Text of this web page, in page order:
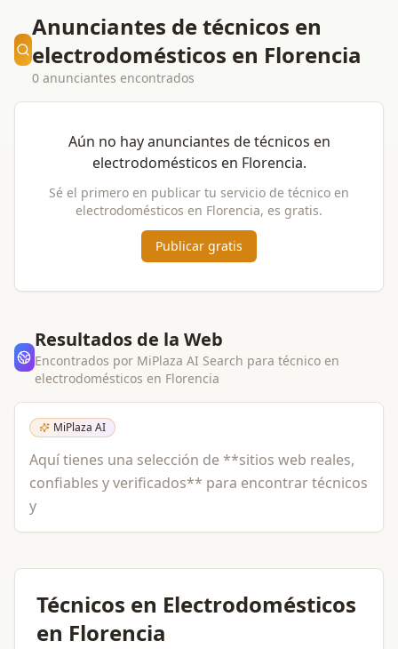
Anunciantes de técnicos en
electrodomésticos en Florencia
0 anunciantes encontrados
Aún no hay anunciantes detécnicos en
electrodomésticos en Florencia.
Sé el primero en publicar tu servicio de técnico en
electrodomésticos en Florencia, es gratis.
Publicar gratis
Resultados de la Web
Encontrados por MiPlaza AI Search para técnico en
electrodomésticos en Florencia
MiPlaza AI
Aquí tienes una selección de **sitios web reales,
confiables y verificados** para encontrar técnicos
y
Técnicos en Electrodomésticos
en Florencia